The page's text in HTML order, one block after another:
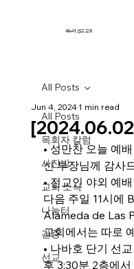
새누리 선교 교회
All Posts
목회자 칼럼
사진방
교회 소식
나눔터
간증
선교
All Posts
Jun 4, 20241 min read
• 성만찬 오늘 예
신 부장님께 감사
• 전교인 야외 예배
다음 주일 11시에
Alameda de Las
교회에서는 따로
• 나바호 단기 선
후 3:30분 2층에서